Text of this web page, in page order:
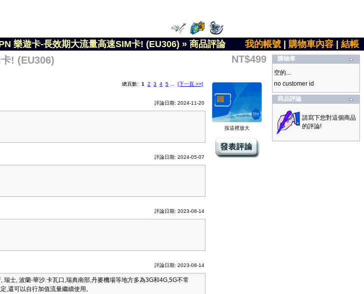
樂遊卡-長效期大流量高速SIM卡! (EU306) » 商品評論 我的帳號 購物車內容 結帳
! (EU306) NT$499
總頁數: 1 2 3 4 5 [下一頁 >>]
評論日期: 2024-11-20
評論日期: 2024-05-07
評論日期: 2023-08-14
評論日期: 2023-08-14
士, 波蘭-華沙.卡瓦口,瑞典南部,丹麥機場等地方多為3G和4G,5G不常
,還可以自行加值流量繼續使用。
按這裡放大
購物車
空的...
no customer id
商品評論
請寫下您對這個商品
的評論!